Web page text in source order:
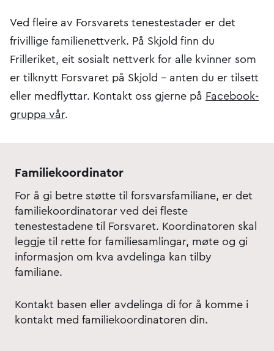
Ved fleire av Forsvarets tenestestader er det
frivillige familienettverk. På Skjold finn du
Frilleriket, eit sosialt nettverk for alle kvinner som
er tilknytt Forsvaret på Skjold – anten du er tilsett
eller medflyttar. Kontakt oss gjerne på Facebook-
gruppa vår.
Familiekoordinator
For å gi betre støtte til forsvarsfamiliane, er det
familiekoordinatorar ved dei fleste
tenestestadene til Forsvaret. Koordinatoren skal
leggje til rette for familiesamlingar, møte og gi
informasjon om kva avdelinga kan tilby
familiane.
Kontakt basen eller avdelinga di for å komme i
kontakt med familiekoordinatoren din.